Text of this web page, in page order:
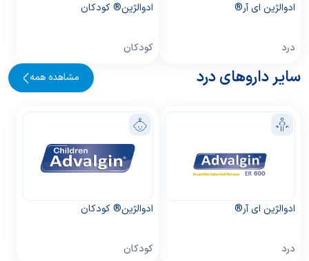
ادوالژین ای آر®
درد
ادوالژین® کودکان
کودکان
سایر داروهای درد مشاهده همه
ادوالژین ای آر®
درد
ادوالژین® کودکان
کودکان